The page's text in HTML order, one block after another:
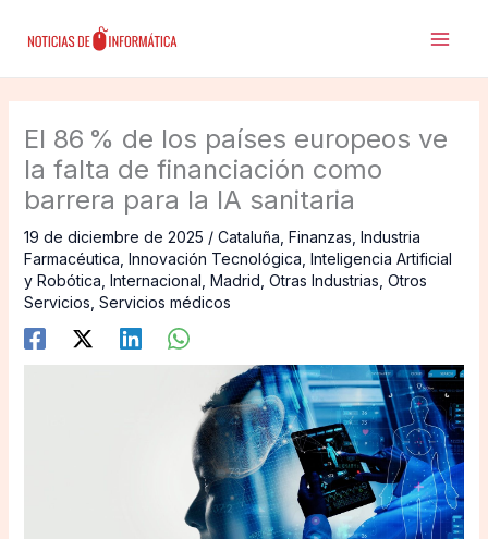
El 86 % de los países europeos ve
la falta de financiación como
barrera para la IA sanitaria
19 de diciembre de 2025 / Cataluña Finanzas Industria
Farmacéutica Innovación Tecnológica Inteligencia Artificial
y Robótica Internacional Madrid Otras Industrias Otros
Servicios Servicios médicos